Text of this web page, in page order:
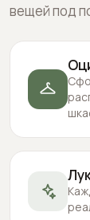
вещей под